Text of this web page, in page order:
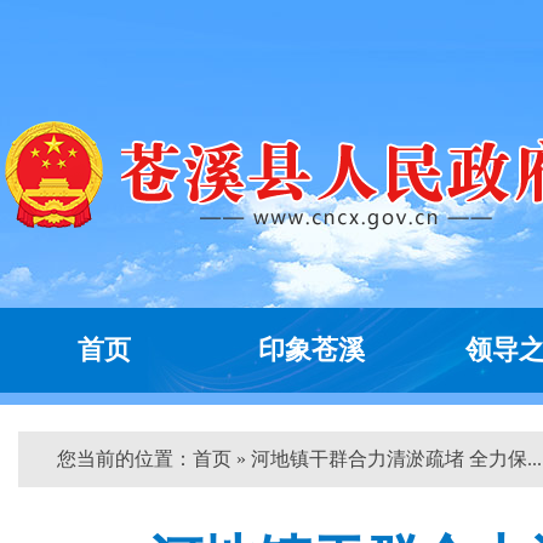
首页 印象苍溪 领导
您当前的位置： 首页 » 河地镇干群合力清淤疏堵 全力保